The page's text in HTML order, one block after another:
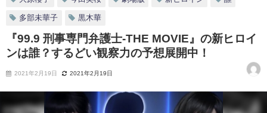
多部未華子 黒木華
『99.9 刑事専門弁護士-THE MOVIE』の新ヒロイ
ンは誰？するどい観察力の予想展開中！
2021年2月19日 2021年2月19日